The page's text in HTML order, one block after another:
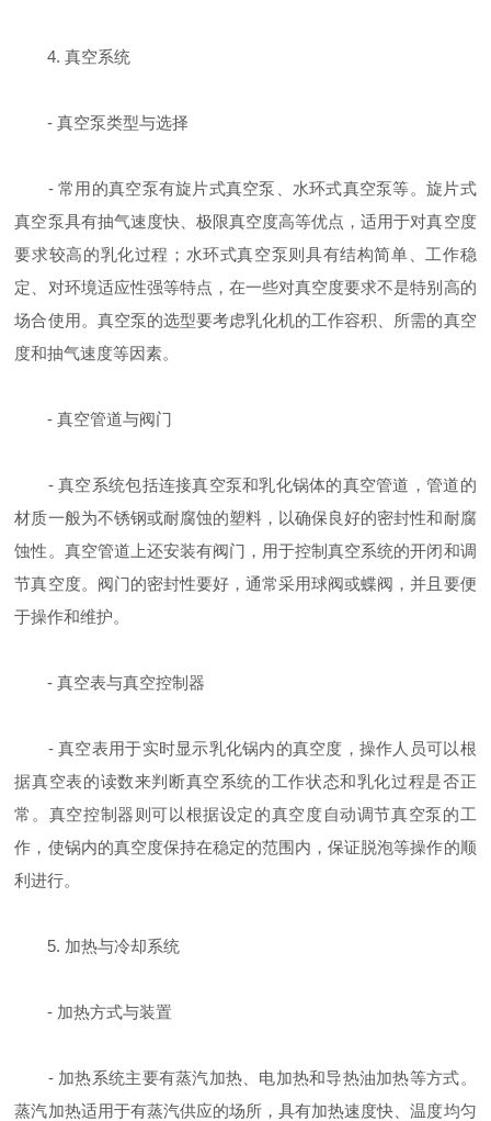
4. 真空系统
- 真空泵类型与选择
- 常用的真空泵有旋片式真空泵、水环式真空泵等。旋片式
真空泵具有抽气速度快、极限真空度高等优点，适用于对真空度
要求较高的乳化过程；水环式真空泵则具有结构简单、工作稳
定、对环境适应性强等特点，在一些对真空度要求不是特别高的
场合使用。真空泵的选型要考虑乳化机的工作容积、所需的真空
度和抽气速度等因素。
- 真空管道与阀门
- 真空系统包括连接真空泵和乳化锅体的真空管道，管道的
材质一般为不锈钢或耐腐蚀的塑料，以确保良好的密封性和耐腐
蚀性。真空管道上还安装有阀门，用于控制真空系统的开闭和调
节真空度。阀门的密封性要好，通常采用球阀或蝶阀，并且要便
于操作和维护。
- 真空表与真空控制器
- 真空表用于实时显示乳化锅内的真空度，操作人员可以根
据真空表的读数来判断真空系统的工作状态和乳化过程是否正
常。真空控制器则可以根据设定的真空度自动调节真空泵的工
作，使锅内的真空度保持在稳定的范围内，保证脱泡等操作的顺
利进行。
5. 加热与冷却系统
- 加热方式与装置
- 加热系统主要有蒸汽加热、电加热和导热油加热等方式。
蒸汽加热适用于有蒸汽供应的场所，具有加热速度快、温度均匀